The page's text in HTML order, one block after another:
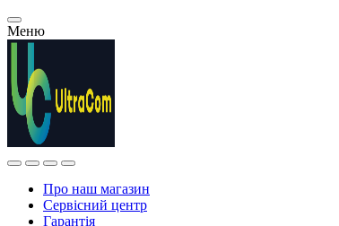
Меню
Про наш магазин
Сервісний центр
Гарантія